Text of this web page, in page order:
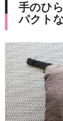
手のひ
パクト